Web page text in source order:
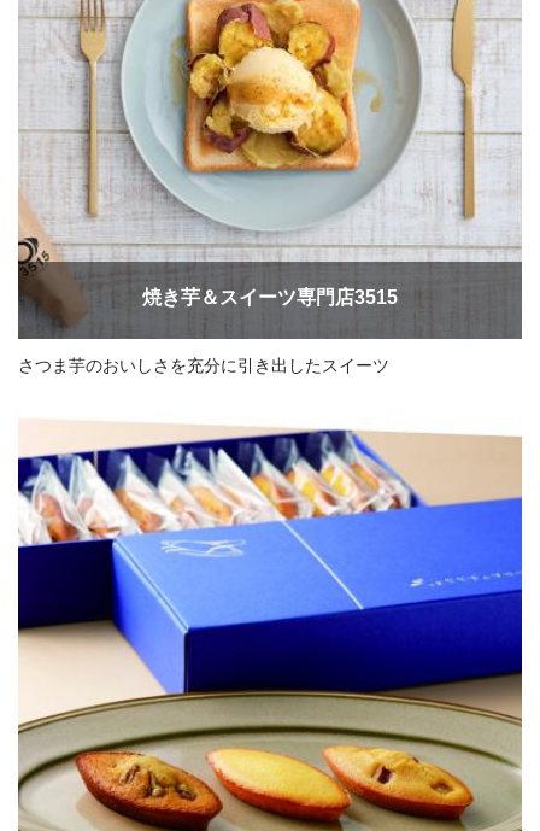
焼き芋＆スイーツ専門店3515
さつま芋のおいしさを充分に引き出したスイーツ